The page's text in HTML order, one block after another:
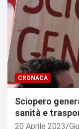
CRONACA
Sciopero
sanità e
20 Aprile 2023